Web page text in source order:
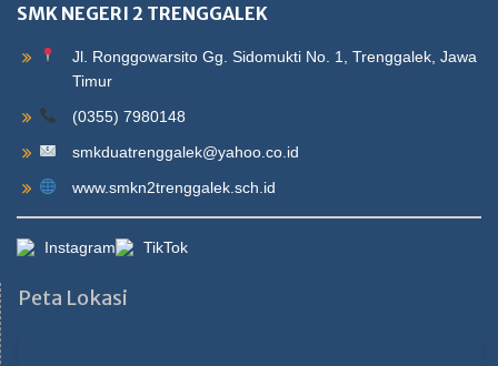
SMK NEGERI 2 TRENGGALEK
Jl. Ronggowarsito Gg. Sidomukti No. 1, Trenggalek, Jawa
Timur
(0355) 7980148
smkduatrenggalek@yahoo.co.id
www.smkn2trenggalek.sch.id
Instagram TikTok
Peta Lokasi